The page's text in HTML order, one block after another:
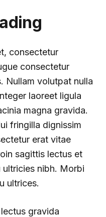
consectetur
consectetur
Nullam volutpat nulla
laoreet ligula
magna gravida.
fringilla dignissim
erat vitae
sagittis lectus et
ultricies nibh. Morbi
ultrices.
gravida